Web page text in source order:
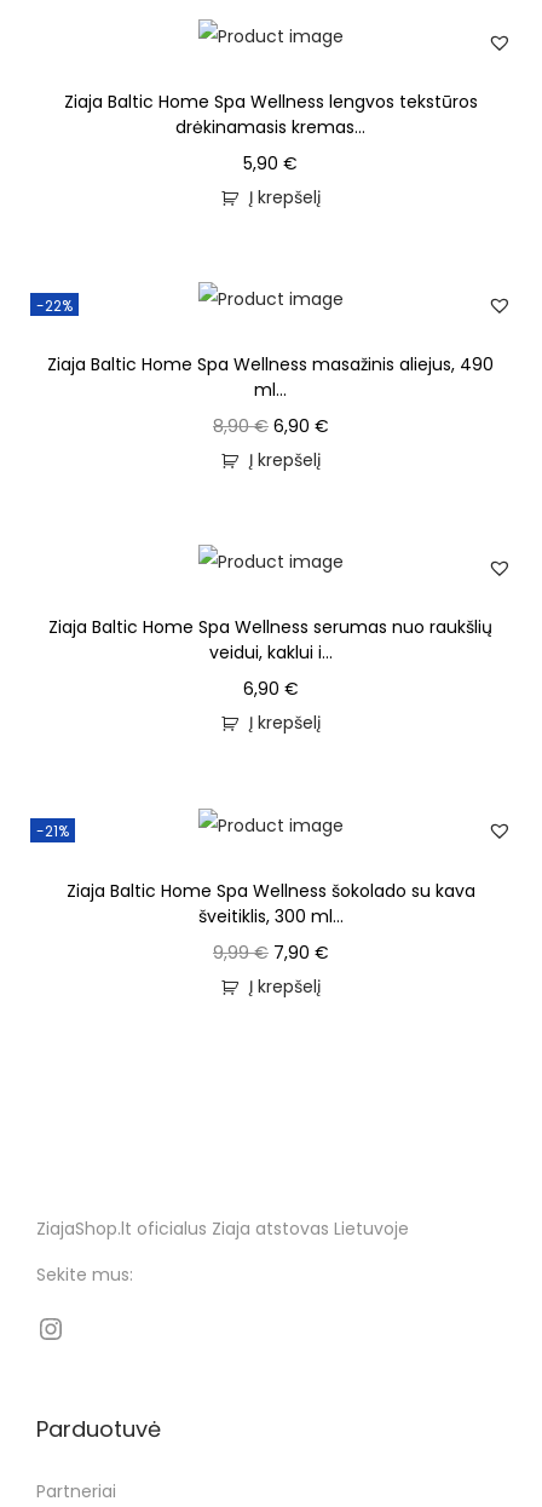
Ziaja Baltic Home Spa Wellness lengvos tekstūros
drėkinamasis kremas...
5,90€
Į krepšelį
-22%
Ziaja Baltic Home Spa Wellness masažinis aliejus, 490
ml...
8,90€ 6,90 €
Į krepšelį
Ziaja Baltic Home Spa Wellness serumas nuo raukšlių
veidui, kaklui i...
6,90 €
Į krepšelį
-21%
Ziaja Baltic Home Spa Wellness šokolado su kava
šveitiklis, 300 ml...
9,99€ 7,90 €
Į krepšelį
ZiajaShop.lt oficialus Ziaja atstovas Lietuvoje
Sekite mus:
Parduotuvė
Partneriai